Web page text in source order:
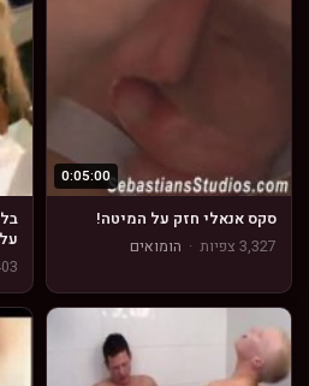
0:05:00
סקס אנאלי חזק על המיטה!
3,327 צפיות
· הומואים